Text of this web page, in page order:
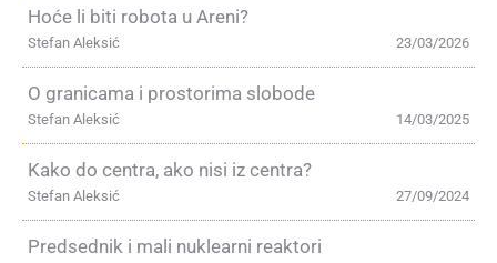
Hoće li biti robota u Areni?
23/03/2026
Stefan Aleksić
O granicama i prostorima slobode
14/03/2025
Stefan Aleksić
Kako do centra, ako nisi iz centra?
27/09/2024
Stefan Aleksić
Predsednik i mali nuklearni reaktori